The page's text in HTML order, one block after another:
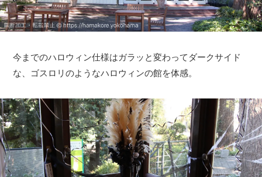
今までのハロウィン仕様はガラッと変わってダークサイド
な、ゴスロリのようなハロウィンの館を体感。